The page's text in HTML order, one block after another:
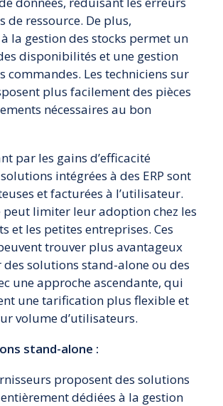
de ressource. De plus,
la gestion des stocks permet un
disponibilités et une gestion
commandes. Les techniciens sur
plus facilement des pièces
nécessaires au bon
par les gains d’efficacité
intégrées à des ERP sont
et facturées à l’utilisateur.
peut limiter leur adoption chez les
et les petites entreprises. Ces
trouver plus avantageux
des solutions stand-alone ou des
une approche ascendante, qui
une tarification plus flexible et
volume d’utilisateurs.
stand-alone :
proposent des solutions
dédiées à la gestion